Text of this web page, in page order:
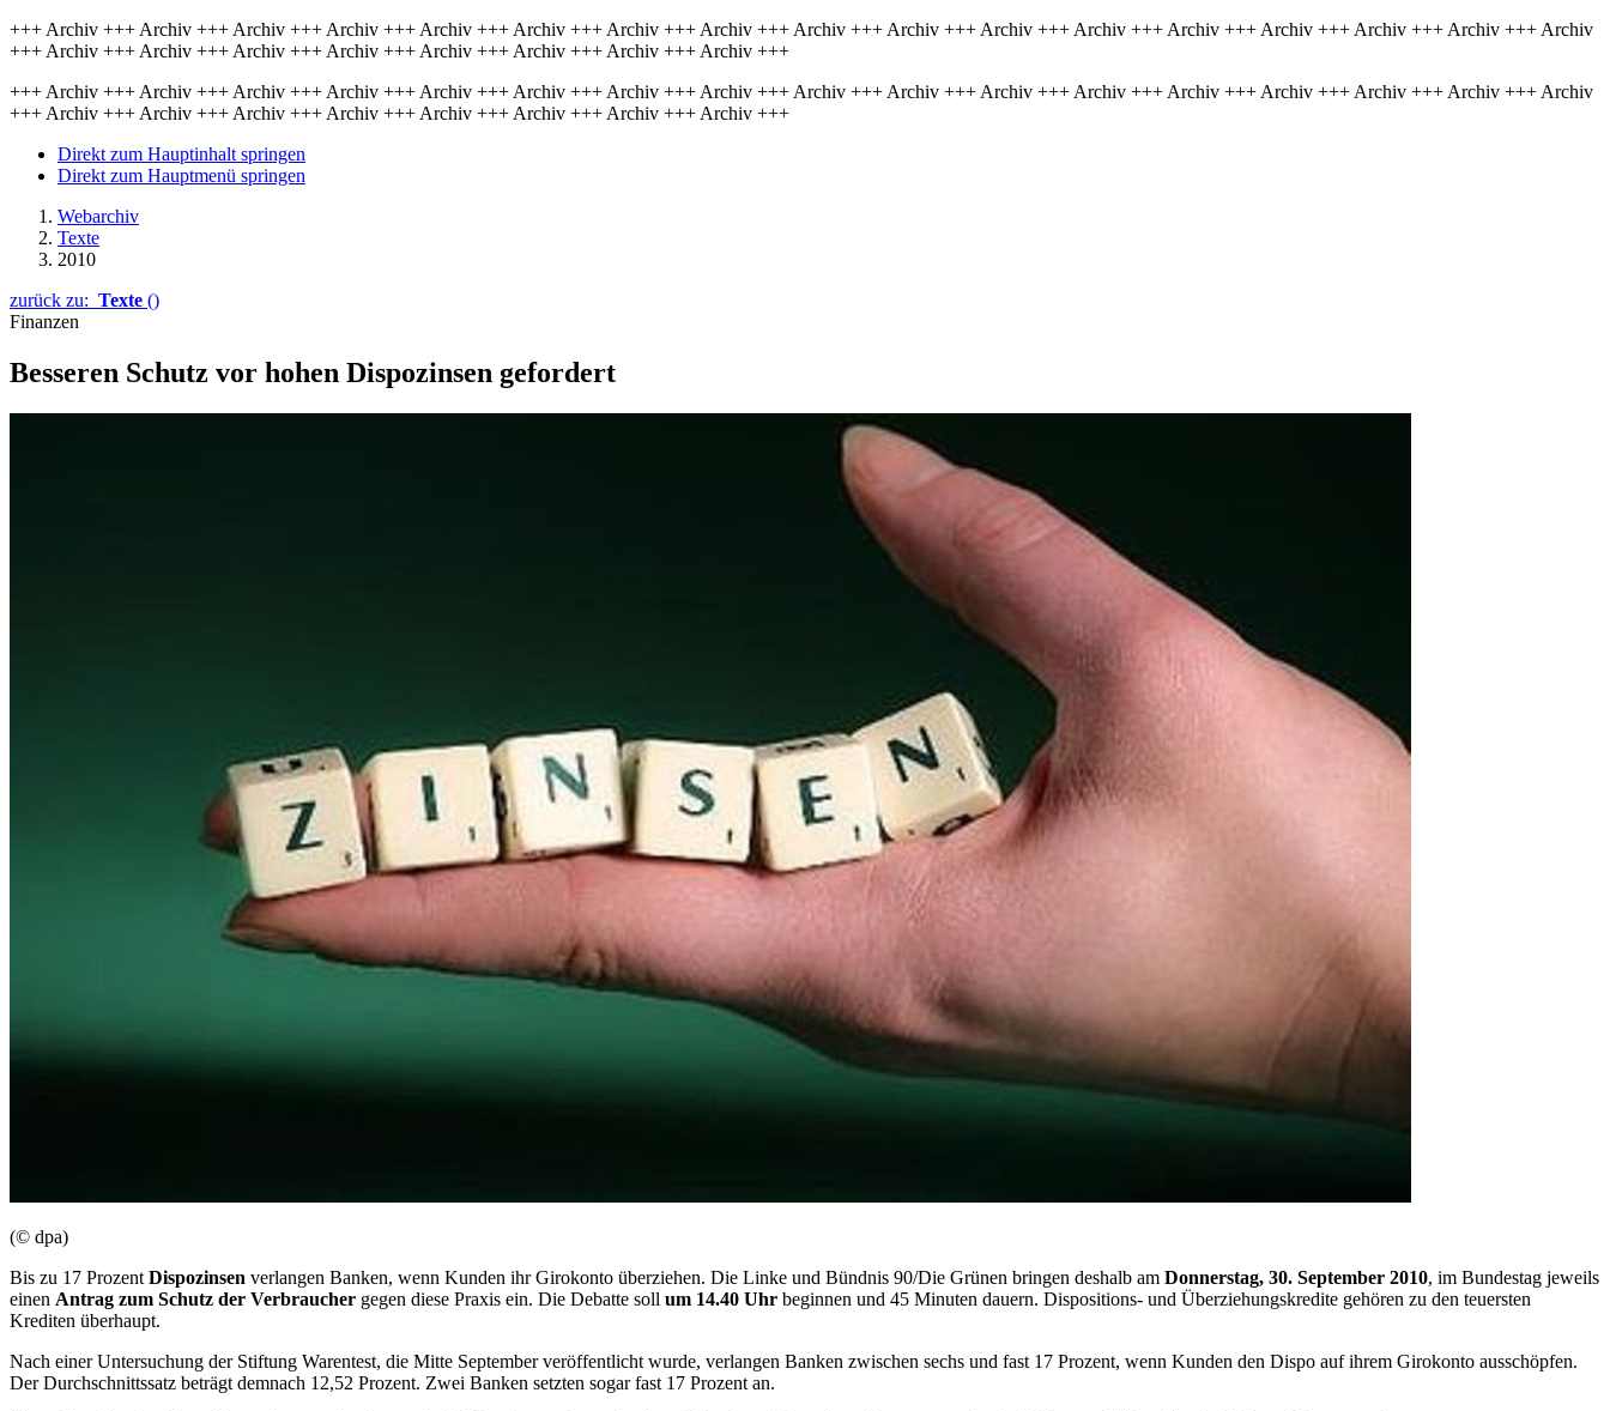
+++ Archiv +++ Archiv +++ Archiv +++ Archiv +++ Archiv +++ Archiv +++ Archiv +++ Archiv +++ Archiv +++ Archiv +++ Archiv +++ Archiv +++ Archiv +++ Archiv +++ Archiv +++ Archiv +++ Archiv
+++ Archiv +++ Archiv +++ Archiv +++ Archiv +++ Archiv +++ Archiv +++ Archiv +++ Archiv +++
+++ Archiv +++ Archiv +++ Archiv +++ Archiv +++ Archiv +++ Archiv +++ Archiv +++ Archiv +++ Archiv +++ Archiv +++ Archiv +++ Archiv +++ Archiv +++ Archiv +++ Archiv +++ Archiv +++ Archiv
+++ Archiv +++ Archiv +++ Archiv +++ Archiv +++ Archiv +++ Archiv +++ Archiv +++ Archiv +++
Direkt zum Hauptinhalt springen
Direkt zum Hauptmenü springen
Webarchiv
Texte
2010
zurück zu: Texte ()
Finanzen
Besseren Schutz vor hohen Dispozinsen gefordert
(© dpa)
Bis zu 17 Prozent Dispozinsen verlangen Banken, wenn Kunden ihr Girokonto überziehen. Die Linke und Bündnis 90/Die Grünen bringen deshalb am Donnerstag, 30. September 2010, im Bundestag jeweils
einen Antrag zum Schutz der Verbraucher gegen diese Praxis ein. Die Debatte soll um 14.40 Uhr beginnen und 45 Minuten dauern. Dispositions- und Überziehungskredite gehören zu den teuersten
Krediten überhaupt.
Nach einer Untersuchung der Stiftung Warentest, die Mitte September veröffentlicht wurde, verlangen Banken zwischen sechs und fast 17 Prozent, wenn Kunden den Dispo auf ihrem Girokonto ausschöpfen.
Der Durchschnittssatz beträgt demnach 12,52 Prozent. Zwei Banken setzten sogar fast 17 Prozent an.